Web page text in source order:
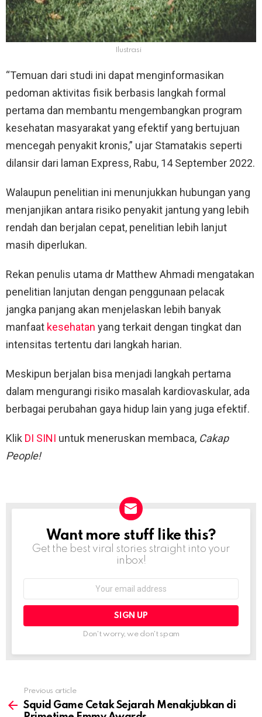
Ilustrasi
“Temuan dari studi ini dapat menginformasikan
pedoman aktivitas fisik berbasis langkah formal
pertama dan membantu mengembangkan program
kesehatan masyarakat yang efektif yang bertujuan
mencegah penyakit kronis,” ujar Stamatakis seperti
dilansir dari laman Express, Rabu, 14 September 2022.
Walaupun penelitian ini menunjukkan hubungan yang
menjanjikan antara risiko penyakit jantung yang lebih
rendah dan berjalan cepat, penelitian lebih lanjut
masih diperlukan.
Rekan penulis utama dr Matthew Ahmadi mengatakan
penelitian lanjutan dengan penggunaan pelacak
jangka panjang akan menjelaskan lebih banyak
manfaat kesehatan yang terkait dengan tingkat dan
intensitas tertentu dari langkah harian.
Meskipun berjalan bisa menjadi langkah pertama
dalam mengurangi risiko masalah kardiovaskular, ada
berbagai perubahan gaya hidup lain yang juga efektif.
Klik DI SINI untuk meneruskan membaca, Cakap
People!
NEWSLETTER
Want more stuff like this?
Get the best viral stories straight into your
inbox!
Don't worry, we don't spam
more
Previous article
Squid Game Cetak Sejarah Menakjubkan di